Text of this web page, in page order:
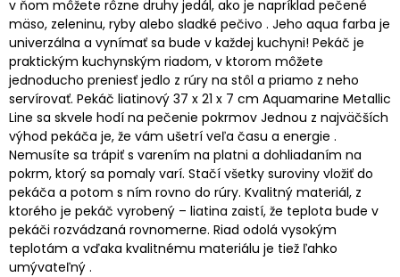
v ňom môžete rôzne druhy jedál, ako je napríklad pečené
mäso, zeleninu, ryby alebo sladké pečivo . Jeho aqua farba je
univerzálna a vynímať sa bude v každej kuchyni! Pekáč je
praktickým kuchynským riadom, v ktorom môžete
jednoducho preniesť jedlo z rúry na stôl a priamo z neho
servírovať. Pekáč liatinový 37 x 21 x 7 cm Aquamarine Metallic
Line sa skvele hodí na pečenie pokrmov Jednou z najväčších
výhod pekáča je, že vám ušetrí veľa času a energie .
Nemusíte sa trápiť s varením na platni a dohliadaním na
pokrm, ktorý sa pomaly varí. Stačí všetky suroviny vložiť do
pekáča a potom s ním rovno do rúry. Kvalitný materiál, z
ktorého je pekáč vyrobený – liatina zaistí, že teplota bude v
pekáči rozvádzaná rovnomerne. Riad odolá vysokým
teplotám a vďaka kvalitnému materiálu je tiež ľahko
umývateľný .